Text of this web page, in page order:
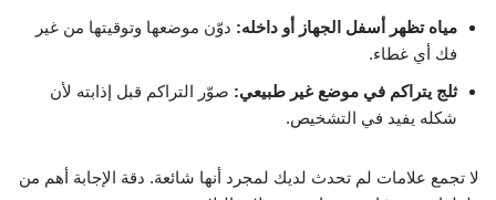
مياه تظهر أسفل الجهاز أو داخله: دوّن موضعها وتوقيتها من غير
فك أي غطاء.
ثلج يتراكم في موضع غير طبيعي: صوّر التراكم قبل إذابته لأن
شكله يفيد في التشخيص.
لا تجمع علامات لم تحدث لديك لمجرد أنها شائعة. دقة الإجابة أهم من